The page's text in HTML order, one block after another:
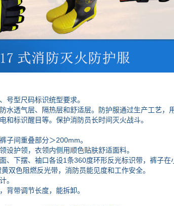
型尺码标识统型要求。
透气层、隔热层和舒适层。防护服通过生产工艺，
和标识醒目等。保护消防员长时间灭火战斗。
间重叠部分＞200mm。
护领，衣领内侧用顺色贴肤舒适面料。
下摆、袖口各设1条360度环形反光标识带，裤子在
双色阻燃反光带，消防员能见度和工作安全。
。
带调节长度，能拆卸。